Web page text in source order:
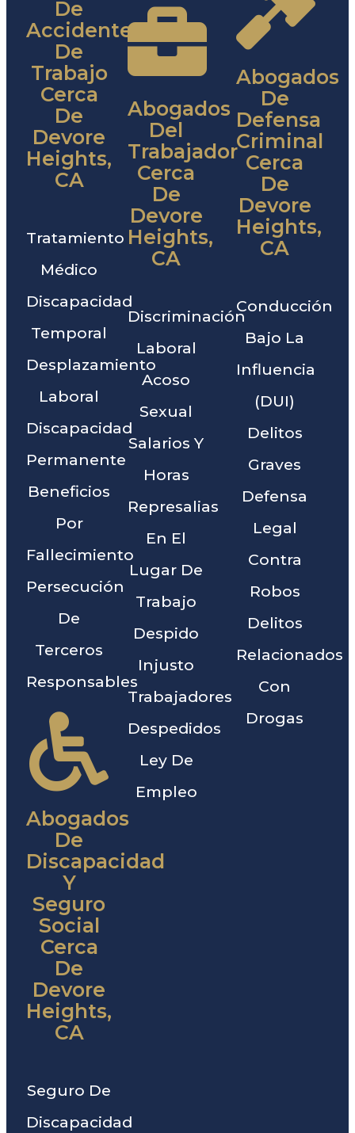
De
Accidentes
De
Trabajo
Cerca
De
Devore
Heights,
CA
Tratamiento
Médico
Discapacidad
Temporal
Desplazamiento
Laboral
Discapacidad
Permanente
Beneficios
Por
Fallecimiento
Persecución
De
Terceros
Responsables
Abogados
De
Discapacidad
Y
Seguro
Social
Cerca
De
Devore
Heights,
CA
Seguro De
Discapacidad
Abogados
Del
Trabajador
Cerca
De
Devore
Heights,
CA
Discriminación
Laboral
Acoso
Sexual
Salarios Y
Horas
Represalias
En El
Lugar De
Trabajo
Despido
Injusto
Trabajadores
Despedidos
Ley De
Empleo
Abogados
De
Defensa
Criminal
Cerca
De
Devore
Heights,
CA
Conducción
Bajo La
Influencia
(DUI)
Delitos
Graves
Defensa
Legal
Contra
Robos
Delitos
Relacionados
Con
Drogas